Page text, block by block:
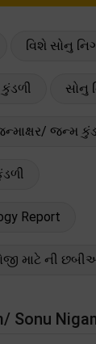
વિશે સોનુ
સોનુ
જન્મ
Report
માટે ની
Sonu